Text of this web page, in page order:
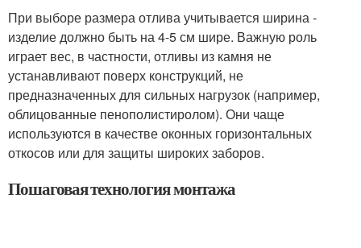
При выборе размера отлива учитывается ширина -
изделие должно быть на 4-5 см шире. Важную роль
играет вес, в частности, отливы из камня не
устанавливают поверх конструкций, не
предназначенных для сильных нагрузок (например,
облицованные пенополистиролом). Они чаще
используются в качестве оконных горизонтальных
откосов или для защиты широких заборов.
Пошаговая технология монтажа